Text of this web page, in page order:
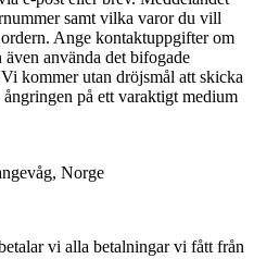
samt vilka varor du vill
Ange kontaktuppgifter om
använda det bifogade
kommer utan dröjsmål att skicka
på ett varaktigt medium
Norge
vi alla betalningar vi fått från